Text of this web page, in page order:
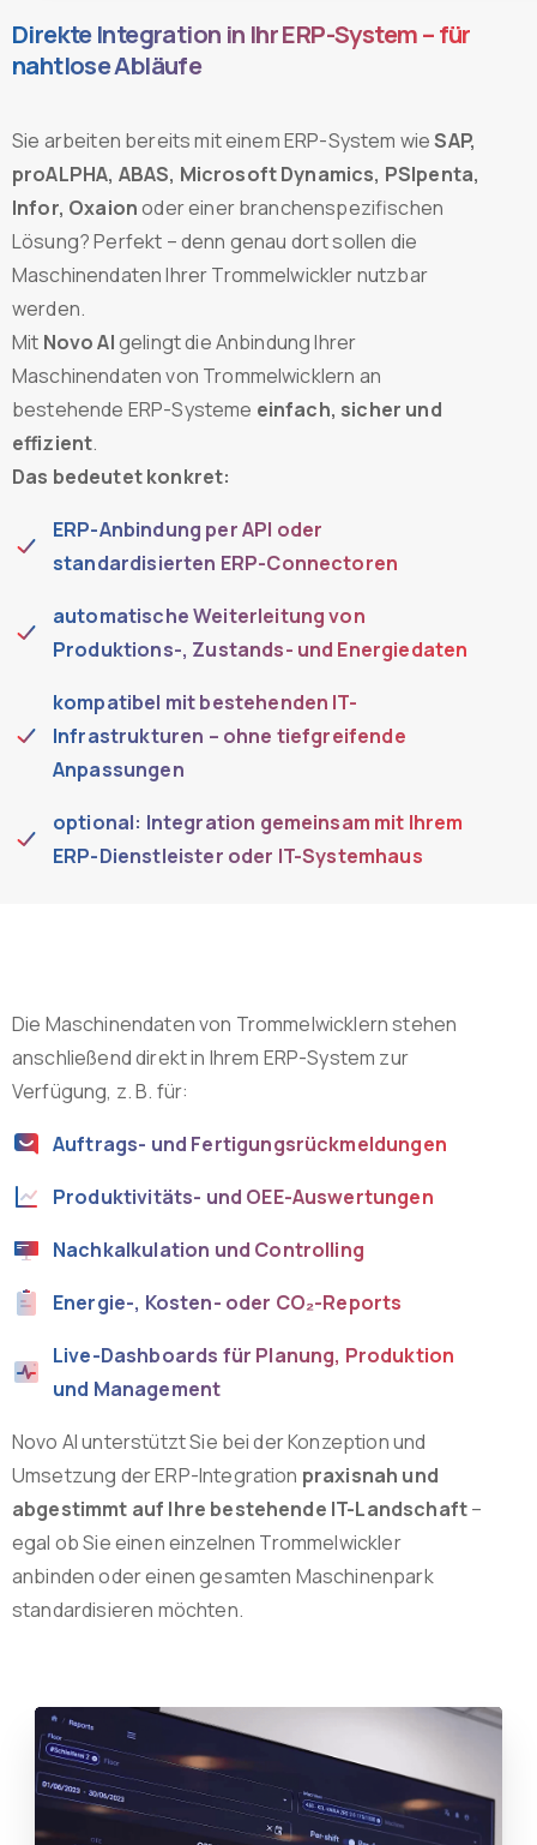
Direkte Integration in Ihr ERP-System – für
nahtlose Abläufe
Sie arbeiten bereits mit einem ERP-System wieSAP,
proALPHA, ABAS, Microsoft Dynamics, PSIpenta,
Infor, Oxaionoder einer branchenspezifischen
Lösung? Perfekt – denn genau dort sollen die
Maschinendaten Ihrer Trommelwickler nutzbar
werden.
Mit Novo AIgelingt die Anbindung Ihrer
Maschinendaten von Trommelwicklern an
bestehende ERP-Systeme einfach, sicher und
effizient.
Das bedeutet konkret:
ERP-Anbindung per API oder
standardisierten ERP-Connectoren
automatische Weiterleitung von
Produktions-, Zustands- und Energiedaten
kompatibel mit bestehenden IT-
Infrastrukturen – ohne tiefgreifende
Anpassungen
optional: Integration gemeinsam mit Ihrem
ERP-Dienstleister oder IT-Systemhaus
Die Maschinendaten von Trommelwicklern stehen
anschließend direkt in Ihrem ERP-System zur
Verfügung, z. B. für:
Auftrags- und Fertigungsrückmeldungen
Produktivitäts- und OEE-Auswertungen
Nachkalkulation und Controlling
Energie-, Kosten- oder CO₂-Reports
Live-Dashboards für Planung, Produktion
und Management
Novo AI unterstützt Sie bei der Konzeption und
Umsetzung der ERP-Integration praxisnah und
abgestimmt auf Ihre bestehende IT-Landschaft–
egal ob Sie einen einzelnen Trommelwickler
anbinden oder einen gesamten Maschinenpark
standardisieren möchten.